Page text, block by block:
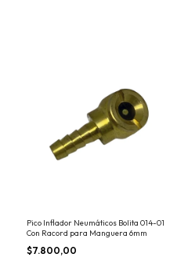
Pico Inflador Neumáticos Bolita 014-01
Con Racord para Manguera 6mm
$7.800,00